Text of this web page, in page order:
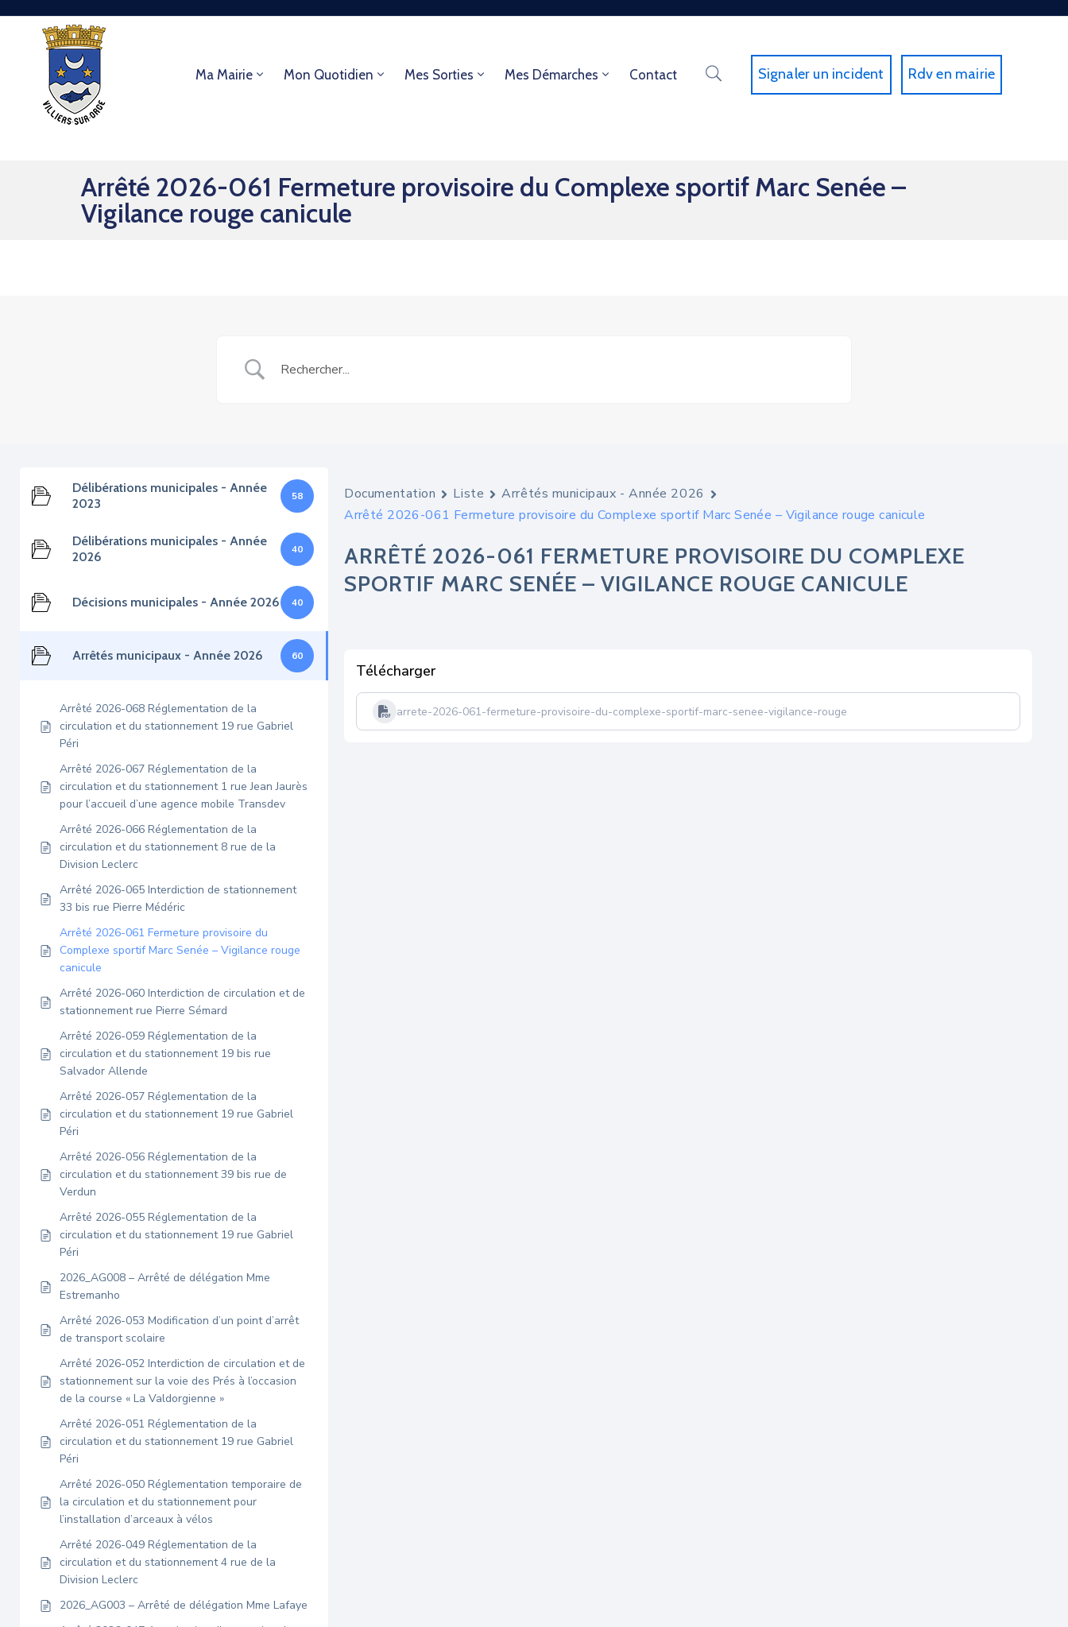
Ma Mairie Mon Quotidien Mes Sorties Mes Démarches Contact Signaler un incident Rdv en mairie
Arrêté 2026-061 Fermeture provisoire du Complexe sportif Marc Senée –
Vigilance rouge canicule
Délibérations municipales - Année
2023
58
Délibérations municipales - Année
2026
40
Décisions municipales - Année 2026 40
Arrêtés municipaux - Année 2026 60
Arrêté 2026-068 Réglementation de la
circulation et du stationnement 19 rue Gabriel
Péri
Arrêté 2026-067 Réglementation de la
circulation et du stationnement 1 rue Jean Jaurès
pour l’accueil d’une agence mobile Transdev
Arrêté 2026-066 Réglementation de la
circulation et du stationnement 8 rue de la
Division Leclerc
Arrêté 2026-065 Interdiction de stationnement
33 bis rue Pierre Médéric
Arrêté 2026-061 Fermeture provisoire du
Complexe sportif Marc Senée – Vigilance rouge
canicule
Arrêté 2026-060 Interdiction de circulation et de
stationnement rue Pierre Sémard
Arrêté 2026-059 Réglementation de la
circulation et du stationnement 19 bis rue
Salvador Allende
Arrêté 2026-057 Réglementation de la
circulation et du stationnement 19 rue Gabriel
Péri
Arrêté 2026-056 Réglementation de la
circulation et du stationnement 39 bis rue de
Verdun
Arrêté 2026-055 Réglementation de la
circulation et du stationnement 19 rue Gabriel
Péri
2026_AG008 – Arrêté de délégation Mme
Estremanho
Arrêté 2026-053 Modification d’un point d’arrêt
de transport scolaire
Arrêté 2026-052 Interdiction de circulation et de
stationnement sur la voie des Prés à l’occasion
de la course « La Valdorgienne »
Arrêté 2026-051 Réglementation de la
circulation et du stationnement 19 rue Gabriel
Péri
Arrêté 2026-050 Réglementation temporaire de
la circulation et du stationnement pour
l’installation d’arceaux à vélos
Arrêté 2026-049 Réglementation de la
circulation et du stationnement 4 rue de la
Division Leclerc
2026_AG003 – Arrêté de délégation Mme Lafaye
Documentation Liste
Arrêtés municipaux - Année 2026
Arrêté 2026-061 Fermeture provisoire du Complexe sportif Marc Senée – Vigilance rouge canicule
ARRÊTÉ 2026-061 FERMETURE PROVISOIRE DU COMPLEXE
SPORTIF MARC SENÉE – VIGILANCE ROUGE CANICULE
Télécharger
arrete-2026-061-fermeture-provisoire-du-complexe-sportif-marc-senee-vigilance-rouge